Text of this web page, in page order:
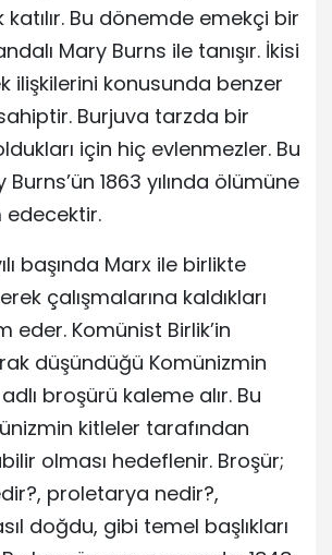
Bu dönemde emekçi bir
Mary Burns ile tanışır. İkisi
ilişkilerini konusunda benzer
Burjuva tarzda bir
için hiç evlenmezler. Bu
1863 yılında ölümüne
başında Marx ile birlikte
çalışmalarına kaldıkları
eder. Komünist Birlik’in
düşündüğü Komünizmin
broşürü kaleme alır. Bu
kitleler tarafından
olması hedeflenir. Broşür;
proletarya nedir?,
doğdu, gibi temel başlıkları